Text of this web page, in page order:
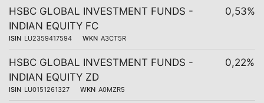
HSBC GLOBAL INVESTMENT FUNDS -
INDIAN EQUITY FC
ISIN LU2359417594 WKN A3CT5R
0,53%
HSBC GLOBAL INVESTMENT FUNDS -
INDIAN EQUITY ZD
ISIN LU0151261327 WKN A0MZR5
0,22%